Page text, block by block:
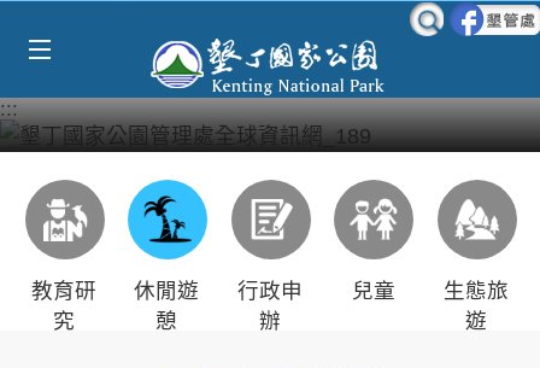
:::
教育研
究
休閒遊
憩
行政申
辦
兒童
生態旅
遊